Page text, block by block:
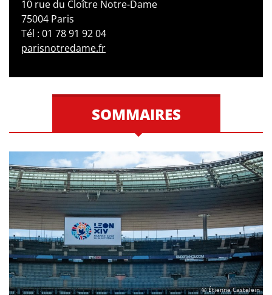
10 rue du Cloître Notre-Dame
75004 Paris
Tél : 01 78 91 92 04
parisnotredame.fr
SOMMAIRES
© Étienne Castelein